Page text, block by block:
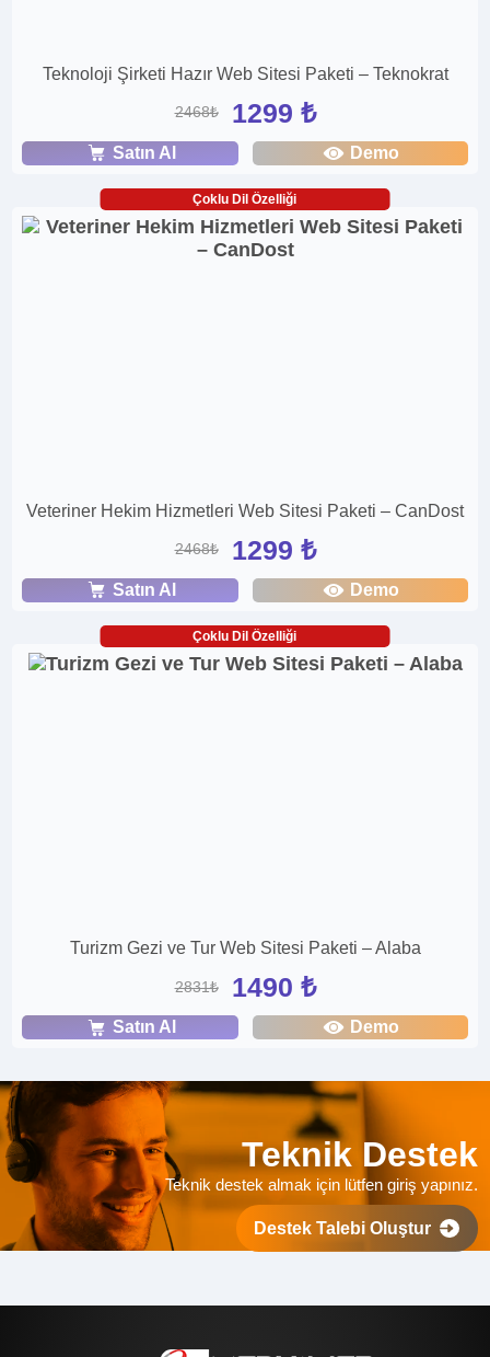
Teknoloji Şirketi Hazır Web Sitesi Paketi – Teknokrat
2468₺ 1299 ₺
Satın Al Demo
Çoklu Dil Özelliği
Veteriner Hekim Hizmetleri Web Sitesi Paketi – CanDost
2468₺ 1299 ₺
Satın Al Demo
Çoklu Dil Özelliği
Turizm Gezi ve Tur Web Sitesi Paketi – Alaba
2831₺ 1490 ₺
Satın Al Demo
Teknik Destek
Teknik destek almak için lütfen giriş yapınız.
Destek Talebi Oluştur